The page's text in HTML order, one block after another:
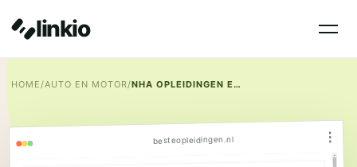
linkio
HOME/AUTO EN MOTOR/ NHA OPLEIDINGEN ERVARINGEN
besteopleidingen.nl ⋮